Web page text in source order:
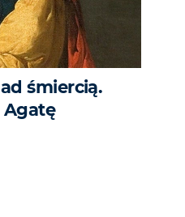
śmiercią.
Agatę